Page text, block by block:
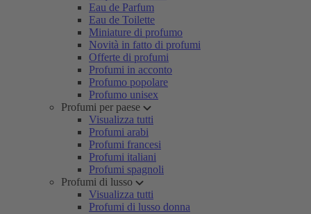
Eau de Parfum
Eau de Toilette
Miniature di profumo
Novità in fatto di profumi
Offerte di profumi
Profumi in acconto
Profumo popolare
Profumo unisex
Profumi per paese
Visualizza tutti
Profumi arabi
Profumi francesi
Profumi italiani
Profumi spagnoli
Profumi di lusso
Visualizza tutti
Profumi di lusso donna